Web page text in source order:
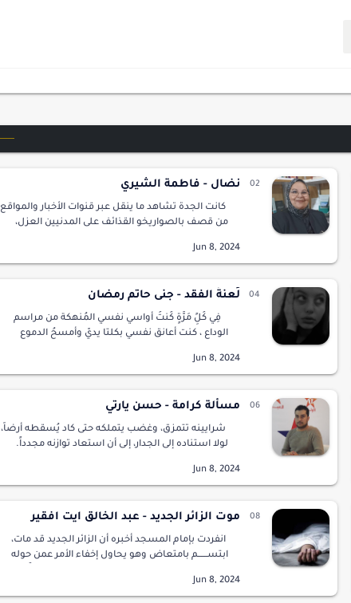
نضال - فاطمة الشيري
كانت الجدة تشاهد ما ينقل عبر قنوات الأخبار والمواقع
من قصف بالصواريخو القذائف على المدنيين العزل،
فتتأثر وتنفعل.خوفا عليها وعل…
لَعنةُ الفقد - جنى حاتم رمضان
فِي كُلًِ مَرَّةٍ كُنتُ أواسي نفسي المُنهكة من مراسم
الوداع ، كنت أعانق نفسي بكلتا يديّ وأمسحُ الدموع
حقيقة لها،عش…
مسألة كرامة - حسن يارتي
شرايينه تتمزق، وغضب يتملكه حتى كاد يُسقطه أرضاً،
لولا استناده إلى الجدار، إلى أن استعاد توازنه مجدداً.
السكني عن باب بيته.خطو…
موت الزائر الجديد - عبد الخالق ايت افقير
انفردت بإمام المسجد أُخبره أن الزائر الجديد قد مات،
ابتســــــم بامتعاض وهو يحاول إخفاء الأمر عمن حوله
نستيقن الأمر.رفعت ر…